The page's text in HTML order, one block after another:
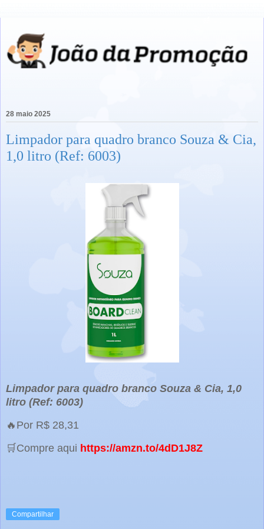
28 maio 2025
Limpador para quadro branco Souza & Cia,
1,0 litro (Ref: 6003)
Limpador para quadro branco Souza & Cia, 1,0
litro (Ref: 6003)
🔥Por R$ 28,31
🛒Compre aqui https://amzn.to/4dD1J8Z
Compartilhar